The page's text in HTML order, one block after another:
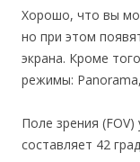
Хорошо, что вы
но при этом
экрана. Кроме
режимы:
Поле зрения (FOV)
составляет 42